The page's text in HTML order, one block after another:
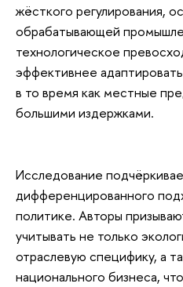
жёсткого регулирования,
обрабатывающей
технологическое
эффективнее
в то время как местные
большими издержками.
Исследование
дифференцированного
политике. Авторы
учитывать не только
отраслевую специфику, а
национального бизнеса,